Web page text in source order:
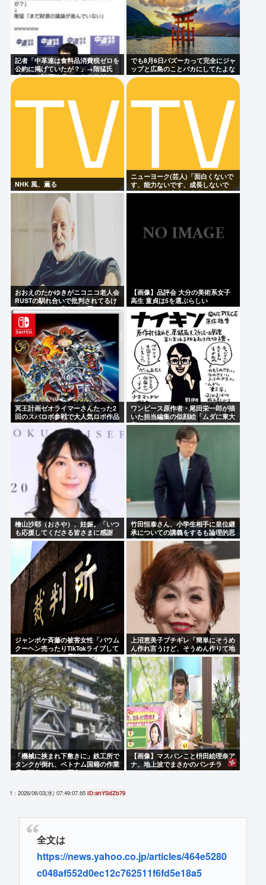
記者「中革連は食料品消費税ゼロを
公約に掲げていたが？」→階猛氏
「それは財源確保という条件付き」
でも8月6日バズーカって完全にジャ
ップと広島のことバカにしてたよな
NHK 風、薫る
ニューヨーク(芸人)「面白くないで
す、能力ないです、成長しないで
す、たびたび炎上します」←それで
おおえのたかゆきがニコニコ老人会
RUSTの馴れ合いで批判されてるけ
ど、おえちゃん言うほど悪いか？
【画像】品評会 大分の美術系女子
高生 童貞は5を選ぶらしい
冥王計画ゼオライマーさんたった2
回のスパロボ参戦で大人気ロボ作品
にwww
ワンピース原作者・尾田栄一郎が描
いた担当編集の似顔絵「ムダに東大
卒」
檜山沙耶（おさや）、妊娠。「いつ
も応援してくださる皆さまに感謝
」
竹田恒泰さん、小学生相手に皇位継
承についての講義をするも論理的思
考ができなくなってしまい失敗
ジャンポケ斉藤の被害女性「バウム
クーヘン売ったりTikTokライブして
てムカついたから示談しなかった」
上沼恵美子ブチギレ「簡単にそうめ
ん作れ言うけど、そうめん作りて地
獄なんよ 」
「機械に挟まれ下敷きに」鉄工所で
タンクが倒れ、ベトナム国籍の作業
員が下敷きになり死亡
【画像】マスパンこと枡田絵理奈ア
ナ、地上波でまさかのパンチラ
1 : 2026/06/03(水) 07:49:07.65 ID:anYSdZb79
全文は
https://news.yahoo.co.jp/articles/464e5280
c048af552d0ec12c762511f6fd5e18a5